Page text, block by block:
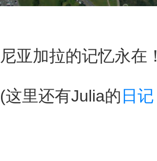
尼亚加拉的记忆永在！
(这里还有Julia的日记